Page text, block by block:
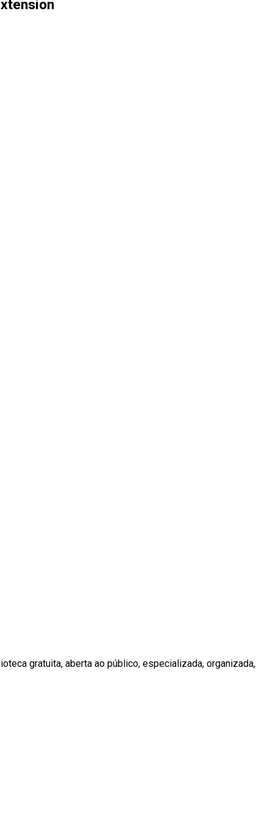
gratuita, aberta ao público, especializada, organizada,